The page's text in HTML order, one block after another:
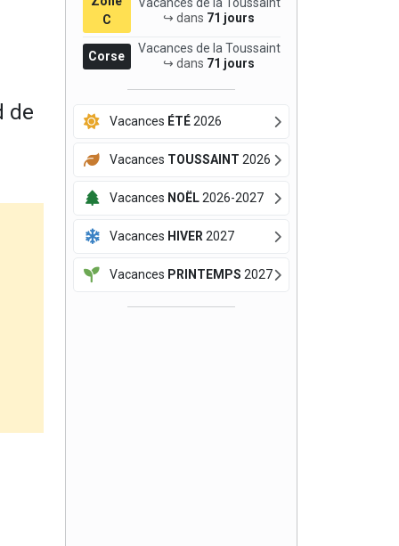
de
C
↪ dans 71 jours
Corse
Vacances de la Toussaint
↪ dans 71 jours
Vacances ÉTÉ2026
Vacances TOUSSAINT 2026
Vacances NOËL2026-2027
Vacances HIVER 2027
Vacances PRINTEMPS 2027